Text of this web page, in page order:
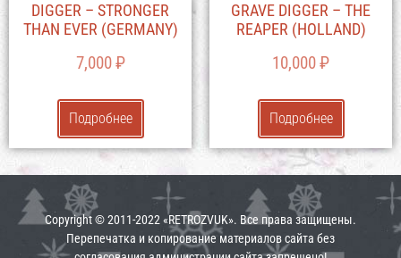
DIGGER – STRONGER
THAN EVER (GERMANY)
7,000₽
Подробнее
GRAVE DIGGER – THE
REAPER (HOLLAND)
10,000₽
Подробнее
Copyright © 2011-2022 «RETROZVUK». Все права защищены.
Перепечатка и копирование материалов сайта без